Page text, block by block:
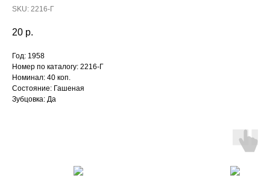
SKU: 2216-Г
20 р.
Год: 1958
Номер по каталогу: 2216-Г
Номинал: 40 коп.
Состояние: Гашеная
Зубцовка: Да